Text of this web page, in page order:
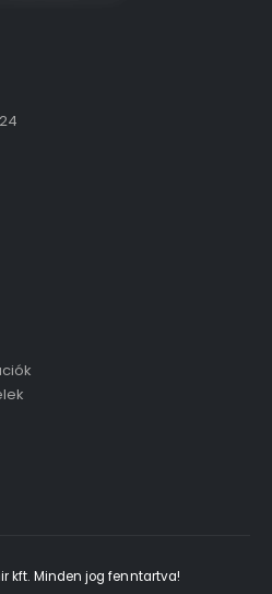
kft. Minden jog fenntartva!